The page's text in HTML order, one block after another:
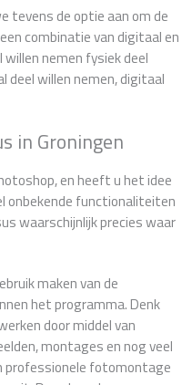
tevens de optie aan om de
combinatie van digitaal en
nemen fysiek deel
deel willen nemen, digitaal
in Groningen
en heeft u het idee
onbekende functionaliteiten
waarschijnlijk precies waar
maken van de
het programma. Denk
door middel van
montages en nog veel
professionele fotomontage